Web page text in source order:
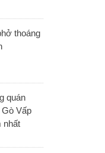
thoáng
quán
Vấp
nhất